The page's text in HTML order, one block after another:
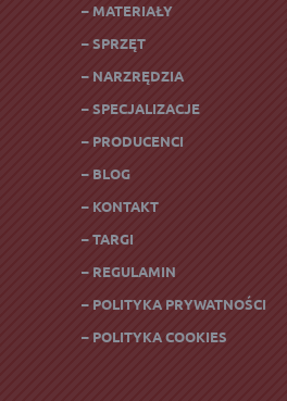
– MATERIAŁY
– SPRZĘT
– NARZRĘDZIA
– SPECJALIZACJE
– PRODUCENCI
– BLOG
– KONTAKT
– TARGI
– REGULAMIN
– POLITYKA PRYWATNOŚCI
– POLITYKA COOKIES